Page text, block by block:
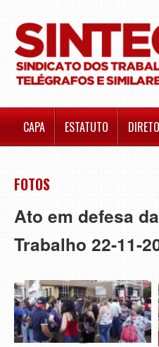
CAPA ESTATUTO
FOTOS
Ato em defesa
Trabalho 22-11-